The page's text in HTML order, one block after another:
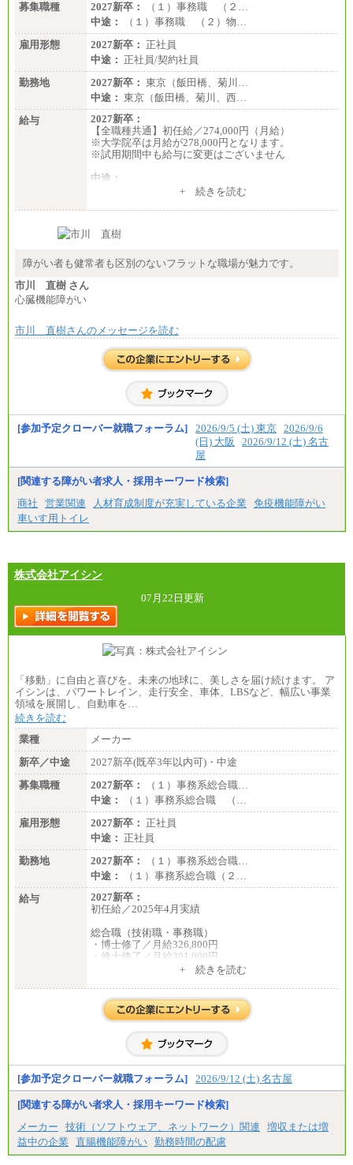
募集職種
2027新卒：
（１）事務職 （２…
中途：
（１）事務職 （２）物…
雇用形態
2027新卒： 正社員
中途： 正社員/契約社員
勤務地
2027新卒： 東京（飯田橋、菊川…
中途： 東京（飯田橋、菊川、西…
給与
2027新卒：
【全職種共通】初任給／274,000円（月給）
※大学院卒は月給が278,000円となります。
※試用期間中も給与に変更はございません
中途：
（１）～（４）274,000円（月給）～
※経験・年齢などを考慮のうえ、当社規程により優
※業務内容・勤務形態に応じて、上記給与の範囲内
※試用期間中も給与に変更はございません
+ 続きを読む
障がい者も健常者も区別のないフラットな職場が魅力です。
市川 直樹 さん
心臓機能障がい
市川 直樹さんのメッセージを読む
[参加予定クローバー就職フォーラム] 2026/9/5 (土) 東京 2026/9/6
(日) 大阪
2026/9/12 (土) 名古
屋
[関連する障がい者求人・採用キーワード検索]
商社
営業関連 人材育成制度が充実している企業
免疫機能障がい
車いす用トイレ
株式会社アイシン
07月22日更新
「移動」に自由と喜びを。未来の地球に、美しさを届け続けます。 ア
イシンは、パワートレイン、走行安全、車体、LBSなど、幅広い事業
領域を展開し、自動車を…
続きを読む
業種
メーカー
新卒／中途
2027新卒(既卒3年以内可)・中途
募集職種
2027新卒：
（１）事務系総合職…
中途：
（１）事務系総合職 （…
雇用形態
2027新卒： 正社員
中途： 正社員
勤務地
2027新卒：
（１）事務系総合職…
中途：
（１）事務系総合職（２…
給与
2027新卒：
初任給／2025年4月実績
総合職（技術職・事務職）
・博士修了／月給326,800円
・修士修了／月給301,000円
・大学卒／月給282,000円
・高専卒（本科）／月給256,000円
一般事務職
・高専卒（専攻科）／月給206,400円
・高専卒（本科）月給197,800円
・短大卒／月給197,800円
・専門卒（2年）／月給197,800円
※試用期間中も給与に変更はございません。
中途：
（１）（２）
月給：270,000円～
想定年収：490万円～1,100万円
+ 続きを読む
[参加予定クローバー就職フォーラム] 2026/9/12 (土) 名古屋
[関連する障がい者求人・採用キーワード検索]
メーカー
技術（ソフトウェア、ネットワーク）関連
増収または増
益中の企業
直腸機能障がい 勤務時間の配慮